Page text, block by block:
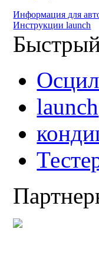
Информация для
Инструкции launch
launch